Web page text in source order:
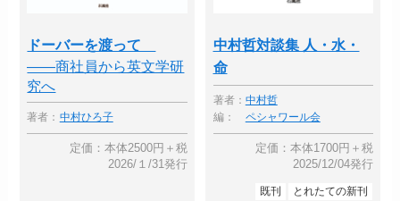
ドーバーを渡って
――商社員から英文学研
究へ
著者： 中村ひろ子
定価：本体2500円＋税
2026/１/31発行
中村哲対談集 人・水・
命
著者： 中村哲
編：
ペシャワール会
定価：本体1700円＋税
2025/12/04発行
既刊
とれたての新刊